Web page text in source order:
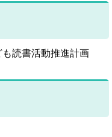
読書活動推進計画